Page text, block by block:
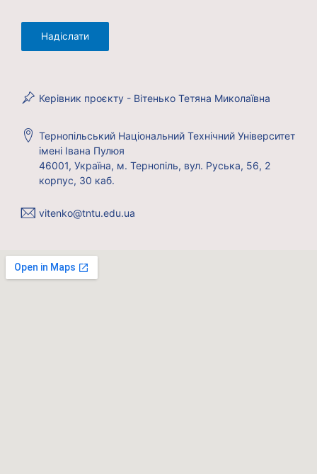
Керівник проєкту - Вітенько Тетяна Миколаївна
Тернопільський Національний Технічний Університет
імені Івана Пулюя
46001, Україна, м. Тернопіль, вул. Руська, 56, 2
корпус, 30 каб.
vitenko@tntu.edu.ua